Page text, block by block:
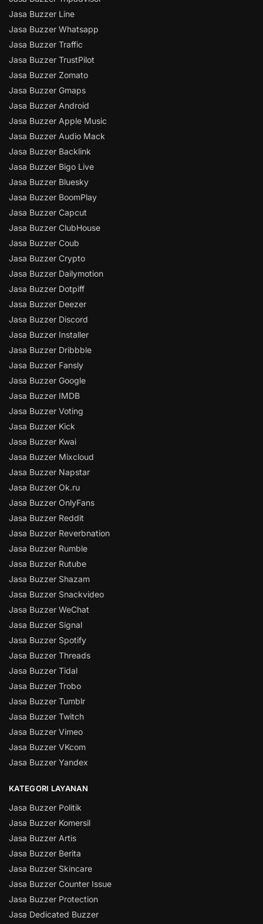
Jasa Buzzer Line
Jasa Buzzer Whatsapp
Jasa Buzzer Traffic
Jasa Buzzer TrustPilot
Jasa Buzzer Zomato
Jasa Buzzer Gmaps
Jasa Buzzer Android
Jasa Buzzer Apple Music
Jasa Buzzer Audio Mack
Jasa Buzzer Backlink
Jasa Buzzer Bigo Live
Jasa Buzzer Bluesky
Jasa Buzzer BoomPlay
Jasa Buzzer Capcut
Jasa Buzzer ClubHouse
Jasa Buzzer Coub
Jasa Buzzer Crypto
Jasa Buzzer Dailymotion
Jasa Buzzer Dotpiff
Jasa Buzzer Deezer
Jasa Buzzer Discord
Jasa Buzzer Installer
Jasa Buzzer Dribbble
Jasa Buzzer Fansly
Jasa Buzzer Google
Jasa Buzzer IMDB
Jasa Buzzer Voting
Jasa Buzzer Kick
Jasa Buzzer Kwai
Jasa Buzzer Mixcloud
Jasa Buzzer Napstar
Jasa Buzzer Ok.ru
Jasa Buzzer OnlyFans
Jasa Buzzer Reddit
Jasa Buzzer Reverbnation
Jasa Buzzer Rumble
Jasa Buzzer Rutube
Jasa Buzzer Shazam
Jasa Buzzer Snackvideo
Jasa Buzzer WeChat
Jasa Buzzer Signal
Jasa Buzzer Spotify
Jasa Buzzer Threads
Jasa Buzzer Tidal
Jasa Buzzer Trobo
Jasa Buzzer Tumblr
Jasa Buzzer Twitch
Jasa Buzzer Vimeo
Jasa Buzzer VKcom
Jasa Buzzer Yandex
KATEGORI LAYANAN
Jasa Buzzer Politik
Jasa Buzzer Komersil
Jasa Buzzer Artis
Jasa Buzzer Berita
Jasa Buzzer Skincare
Jasa Buzzer Counter Issue
Jasa Buzzer Protection
Jasa Dedicated Buzzer